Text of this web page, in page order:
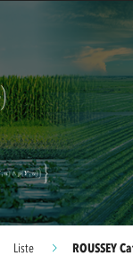
Liste ROUSSEY